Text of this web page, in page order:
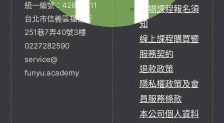
統一編號：42854211
台北市信義區福德街
251巷7弄40號3樓
0227282590
service@
funyu.academy
現場課程報名須
知
線上課程購買暨
服務契約
退款政策
隱私權政策及會
員服務條款
本公司個人資料